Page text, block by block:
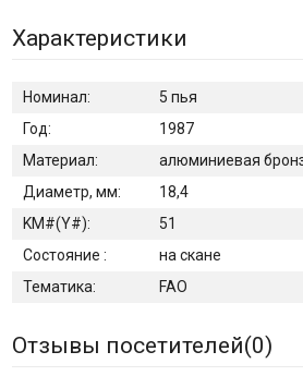
Характеристики
Номинал:
5 пья
Год:
1987
Материал:
алюминиевая
Диаметр, мм:
18,4
KM#(Y#):
51
Состояние :
на скане
Тематика:
FAO
Отзывы посетителей(0)